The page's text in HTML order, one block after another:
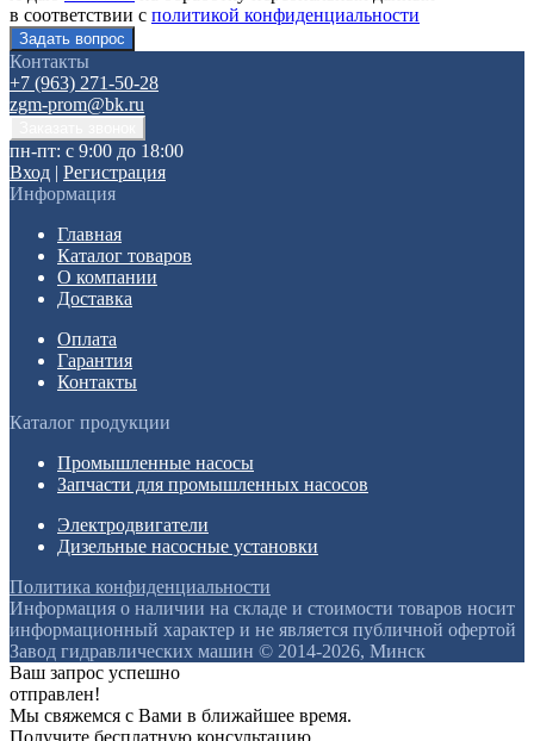
в соответствии с политикой конфиденциальности
Контакты
+7 (963) 271-50-28
zgm-prom@bk.ru
пн-пт: с 9:00 до 18:00
Вход | Регистрация
Информация
Главная
Каталог товаров
О компании
Доставка
Оплата
Гарантия
Контакты
Каталог продукции
Промышленные насосы
Запчасти для промышленных насосов
Электродвигатели
Дизельные насосные установки
Политика конфиденциальности
Информация о наличии на складе и стоимости товаров носит
информационный характер и не является публичной офертой
Завод гидравлических машин © 2014-2026, Минск
Ваш запрос успешно
отправлен!
Мы свяжемся с Вами в ближайшее время.
Получите бесплатную консультацию